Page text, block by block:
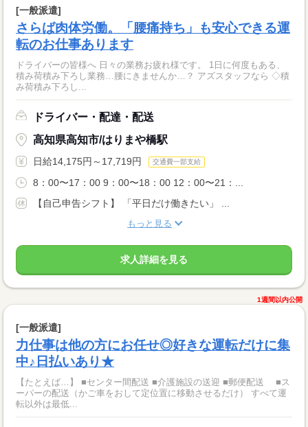
[一般派遣]
さらば肉体労働。「腰痛持ち」も安心できる運
転のお仕事あります
ドライバーの皆様へ 日々の業務お疲れ様です。 1日に何度もある、
積み荷積み下ろし業務…腰にきませんか…？ アズスタッフなら ◇積
み荷積み下ろし...
ドライバー・配達・配送
高知県高知市/はりまや橋駅
日給14,175円～17,719円 交通費一部支給
8：00〜17：00 9：00〜18：00 12：00〜21：...
【自己申告シフト】 「平日だけ働きたい」 ...
もっと見る
求人詳細を見る
1週間以内公開
[一般派遣]
力仕事は他の方にお任せ◎好きな運転だけに集
中♪日払いあり★
【たとえば…】 ■センター間配送 ■介護施設の送迎 ■郵便配送 ■ス
ーパーの配送（かご車をおして定位置に移動させるだけ） すべて運
転以外は最低...